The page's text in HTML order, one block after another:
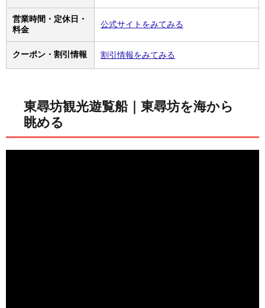
営業時間・定休日・
料金
公式サイトをみてみる
クーポン・割引情報 割引情報をみてみる
東尋坊観光遊覧船｜東尋坊を海から
眺める